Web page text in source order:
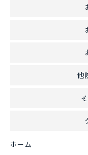
他
ホーム